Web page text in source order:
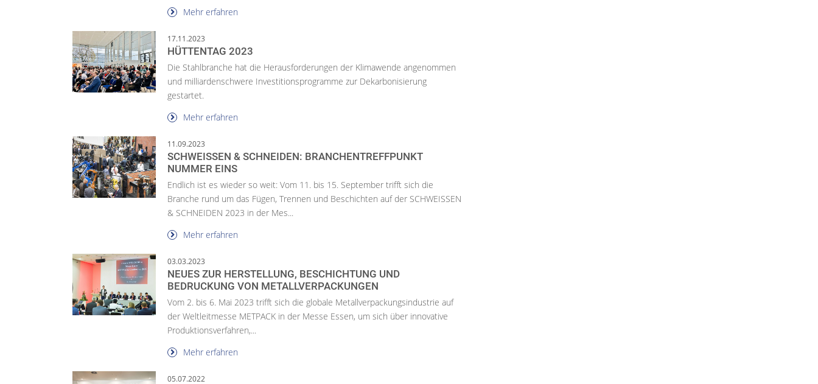
Mehr erfahren
17.11.2023
HÜTTENTAG 2023
Die Stahlbranche hat die Herausforderungen der Klimawende angenommen
und milliardenschwere Investitionsprogramme zur Dekarbonisierung
gestartet.
Mehr erfahren
11.09.2023
SCHWEISSEN & SCHNEIDEN: BRANCHENTREFFPUNKT
NUMMER EINS
Endlich ist es wieder so weit: Vom 11. bis 15. September trifft sich die
Branche rund um das Fügen, Trennen und Beschichten auf der SCHWEISSEN
& SCHNEIDEN 2023 in der Mes...
Mehr erfahren
03.03.2023
NEUES ZUR HERSTELLUNG, BESCHICHTUNG UND
BEDRUCKUNG VON METALLVERPACKUNGEN
Vom 2. bis 6. Mai 2023 trifft sich die globale Metallverpackungsindustrie auf
der Weltleitmesse METPACK in der Messe Essen, um sich über innovative
Produktionsverfahren,...
Mehr erfahren
05.07.2022